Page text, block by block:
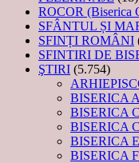
ROCOR (Biserica
SFÂNTUL ȘI
SFINȚI ROMÂNI
SFINTIRI DE
ŞTIRI (5.754)
BISERICA
BISERICA
BISERICA
BISERICA
BISERICA